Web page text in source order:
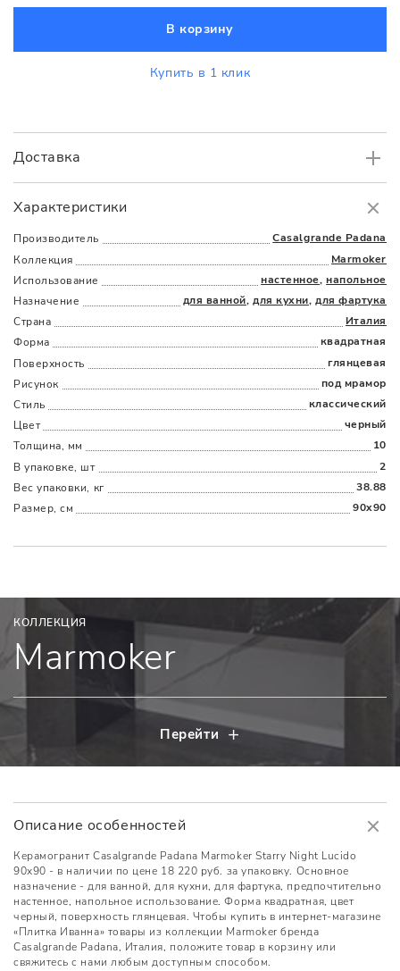
Характеристики
Производитель
Casalgrande Padana
Коллекция
Marmoker
Использование
настенное,напольное
Назначение
для ванной,для кухни,для фартука
Страна
Италия
Форма
квадратная
Поверхность
глянцевая
Рисунок
под мрамор
Стиль
классический
Цвет
черный
Толщина, мм
10
В упаковке, шт
2
Вес упаковки, кг
38.88
Размер, см
90x90
Доставка
Доставка
НаличымиКартойПо счетуДолями
В корзину
Купить в 1 клик
КОЛЛЕКЦИЯ
Marmoker
Перейти
Описание особенностей
Керамогранит Casalgrande Padana Marmoker Starry Night Lucido
90x90 - в наличии по цене 18 220 руб. за упаковку. Основное
назначение - для ванной, для кухни, для фартука, предпочтительно
настенное, напольное использование. Форма квадратная, цвет
черный, поверхность глянцевая. Чтобы купить в интернет-магазине
«Плитка Иванна» товары из коллекции Marmoker бренда
Casalgrande Padana, Италия, положите товар в корзину или
свяжитесь с нами любым доступным способом.